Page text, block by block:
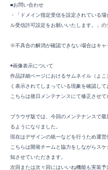
■お問い合わせ
・「ドメイン指定受信を設定されてい
ル受信許可設定をお願いいたします。」の
※不具合の解消が確認できない場合はキャ
◉画像表示について
作品詳細ページにおけるサムネイル（よ
く表示されてしまっている現象を確認して
こちらは後日メンテナンスにて修正させて
ブラウザ版では、今回のメンテナンスで
るようになりました。
現在はデザインの統一などを行うため運営
こちらは開発チームと協力をしながらス
知させていただきます。
次回または次々回にはいいね機能も実装予